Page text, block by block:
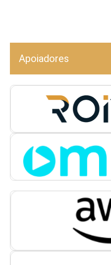
Apoiadores